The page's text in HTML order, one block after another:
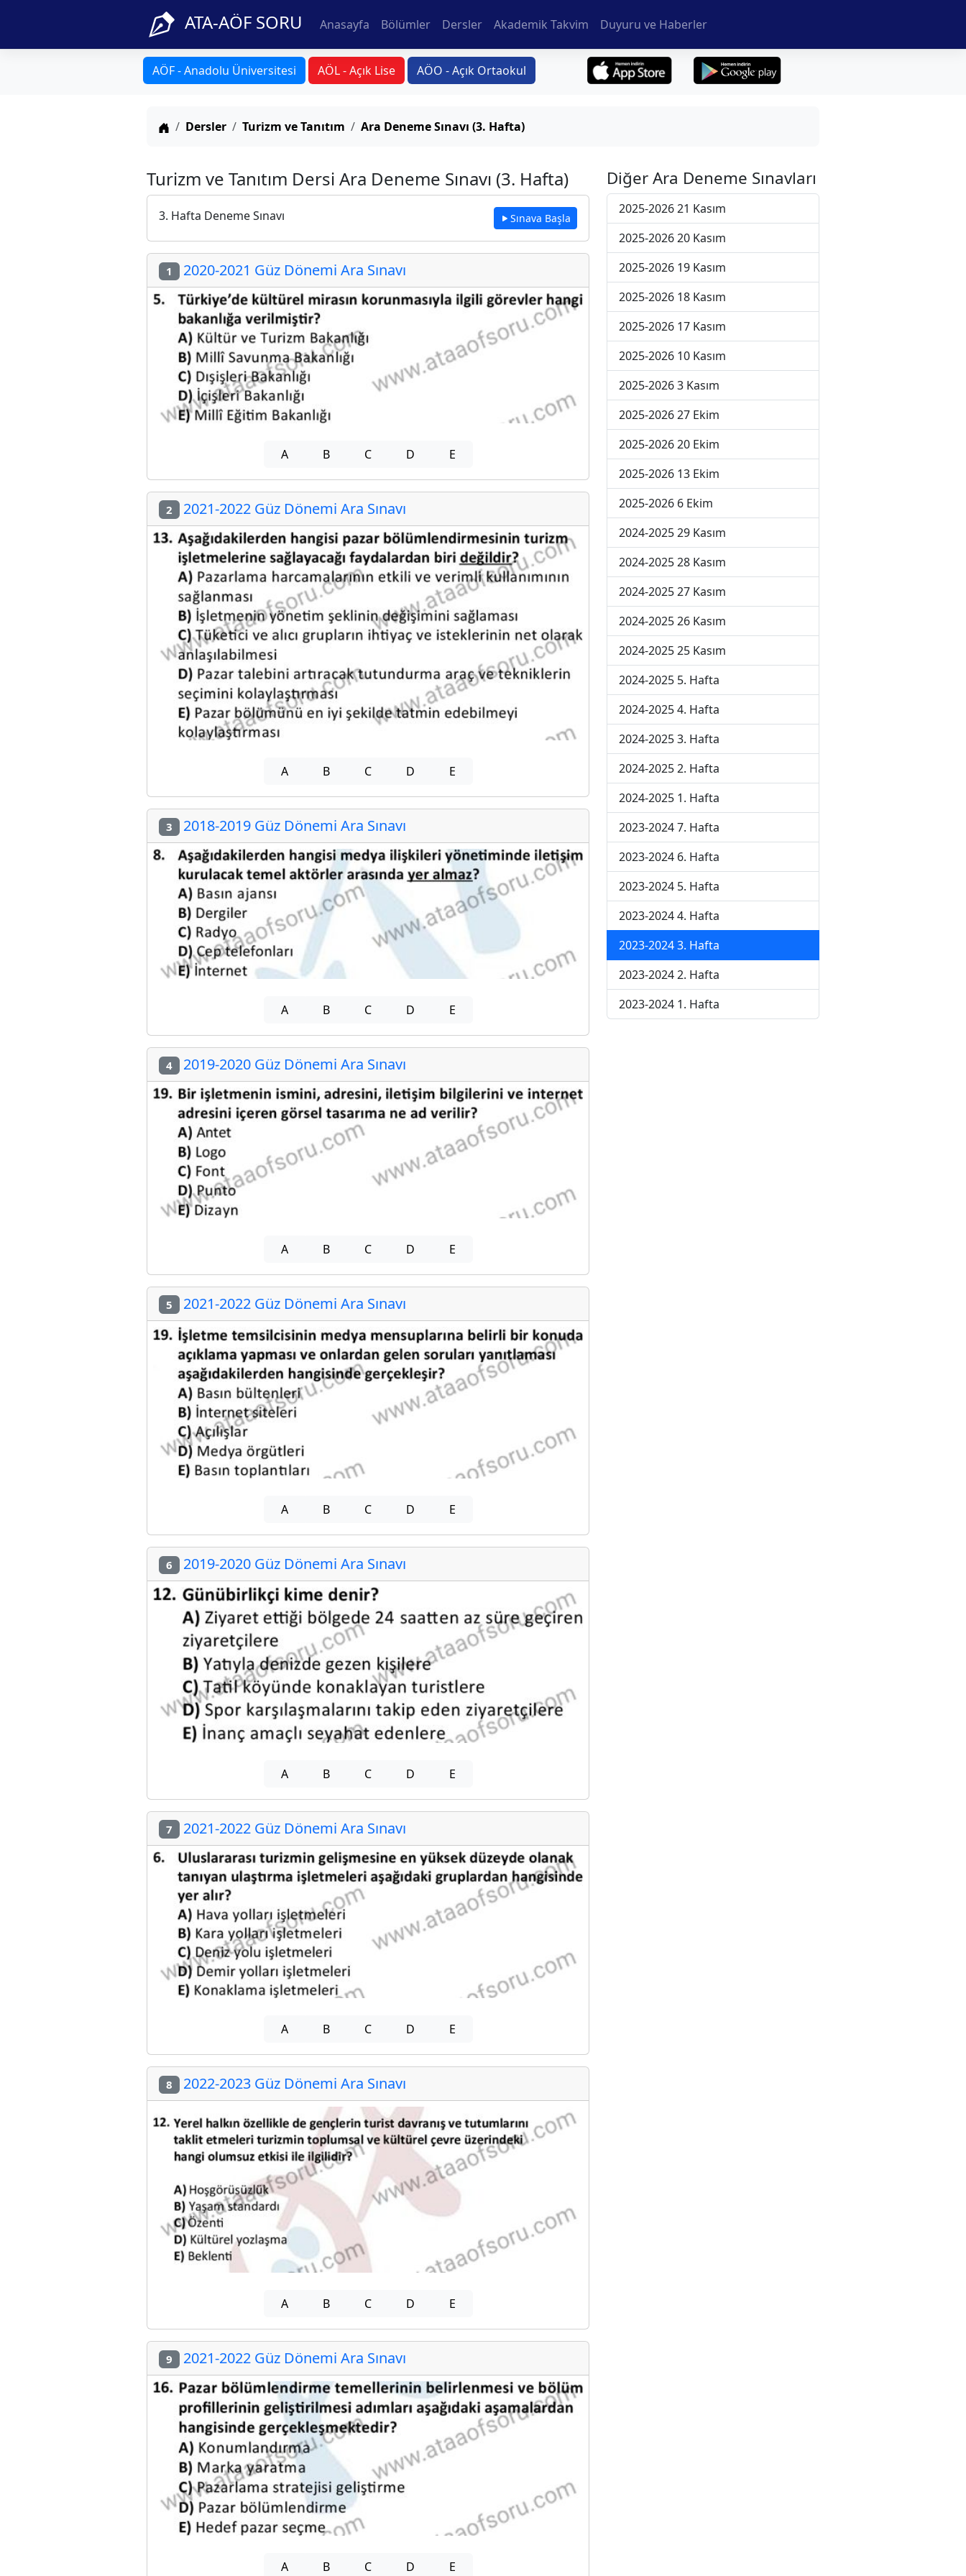
ATA-AÖF SORU Anasayfa Bölümler Dersler Akademik Takvim Duyuru ve Haberler
AÖF - Anadolu Üniversitesi AÖL - Açık Lise AÖO - Açık Ortaokul
Anasayfa
Dersler Turizm ve Tanıtım Ara Deneme Sınavı (3. Hafta)
Turizm ve Tanıtım Dersi Ara Deneme Sınavı (3. Hafta)
3. Hafta Deneme Sınavı Sınava Başla
1 2020-2021 Güz Dönemi Ara Sınavı
A B C D E
2 2021-2022 Güz Dönemi Ara Sınavı
A B C D E
3 2018-2019 Güz Dönemi Ara Sınavı
A B C D E
4 2019-2020 Güz Dönemi Ara Sınavı
A B C D E
5 2021-2022 Güz Dönemi Ara Sınavı
A B C D E
6 2019-2020 Güz Dönemi Ara Sınavı
A B C D E
7 2021-2022 Güz Dönemi Ara Sınavı
A B C D E
8 2022-2023 Güz Dönemi Ara Sınavı
A B C D E
9 2021-2022 Güz Dönemi Ara Sınavı
A B C D E
Diğer Ara Deneme Sınavları
2025-2026 21 Kasım
2025-2026 20 Kasım
2025-2026 19 Kasım
2025-2026 18 Kasım
2025-2026 17 Kasım
2025-2026 10 Kasım
2025-2026 3 Kasım
2025-2026 27 Ekim
2025-2026 20 Ekim
2025-2026 13 Ekim
2025-2026 6 Ekim
2024-2025 29 Kasım
2024-2025 28 Kasım
2024-2025 27 Kasım
2024-2025 26 Kasım
2024-2025 25 Kasım
2024-2025 5. Hafta
2024-2025 4. Hafta
2024-2025 3. Hafta
2024-2025 2. Hafta
2024-2025 1. Hafta
2023-2024 7. Hafta
2023-2024 6. Hafta
2023-2024 5. Hafta
2023-2024 4. Hafta
2023-2024 3. Hafta
2023-2024 2. Hafta
2023-2024 1. Hafta